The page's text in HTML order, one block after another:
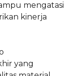
mengatasi
kinerja
yang